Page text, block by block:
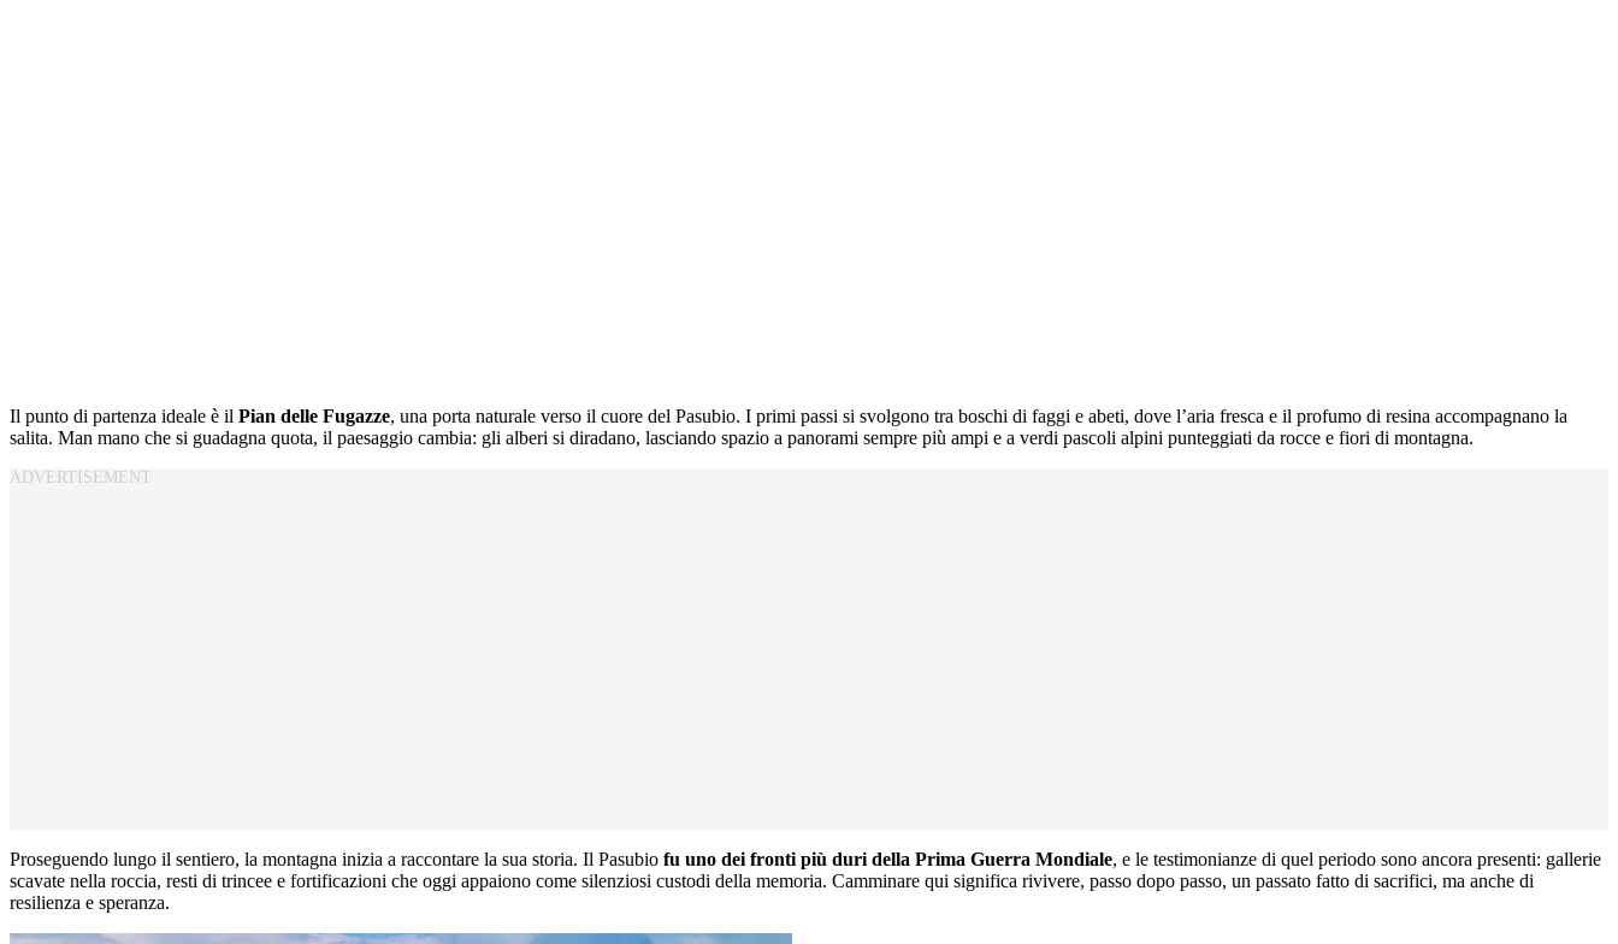
Il punto di partenza ideale è il Pian delle Fugazze, una porta naturale verso il cuore del Pasubio. I primi passi si svolgono tra boschi di faggi e abeti, dove l’aria fresca e il profumo di resina accompagnano la
salita. Man mano che si guadagna quota, il paesaggio cambia: gli alberi si diradano, lasciando spazio a panorami sempre più ampi e a verdi pascoli alpini punteggiati da rocce e fiori di montagna.
Proseguendo lungo il sentiero, la montagna inizia a raccontare la sua storia. Il Pasubio fu uno dei fronti più duri della Prima Guerra Mondiale, e le testimonianze di quel periodo sono ancora presenti: gallerie
scavate nella roccia, resti di trincee e fortificazioni che oggi appaiono come silenziosi custodi della memoria. Camminare qui significa rivivere, passo dopo passo, un passato fatto di sacrifici, ma anche di
resilienza e speranza.